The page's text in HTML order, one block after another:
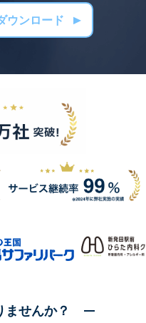
ウンロード
せんか？